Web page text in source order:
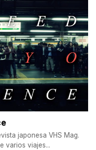
japonesa VHS Mag.
varios viajes...